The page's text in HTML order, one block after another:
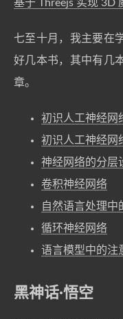
基于 Threejs 实现 3D
七至十月，我主要在
好几本书，其中有几
章。
初识人工神经
初识人工神经
神经网络的分层
卷积神经网络
自然语言处理中
循环神经网络
语言模型中的注
黑神话·悟空